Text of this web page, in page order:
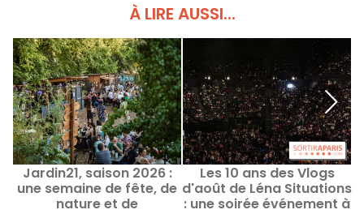
À LIRE AUSSI...
Jardin21, saison 2026 :
une semaine de fête, de
nature et de
Les 10 ans des Vlogs
d'août de Léna Situations
: une soirée événement à